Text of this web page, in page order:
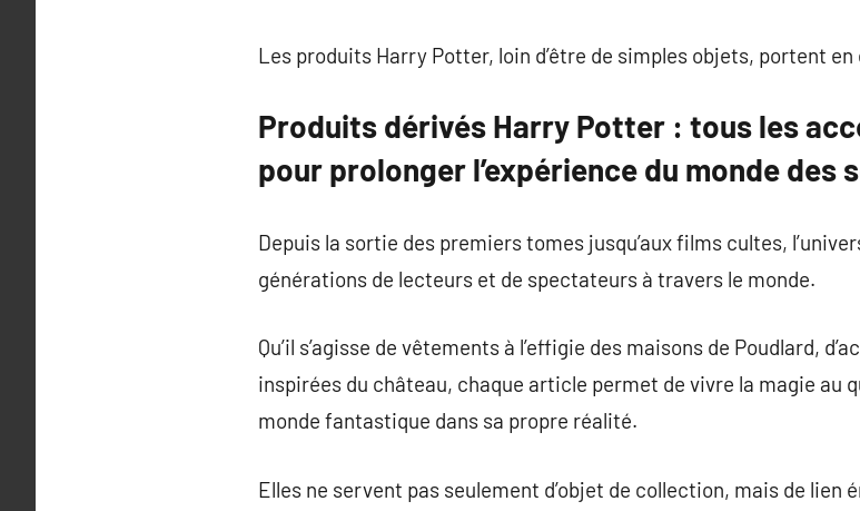
Les produits Harry Potter, loin d’être de simples objets, portent
Produits dérivés Harry Potter : tous les
pour prolonger l’expérience du monde des
Depuis la sortie des premiers tomes jusqu’aux films cultes,
générations de lecteurs et de spectateurs à travers le monde.
Qu’il s’agisse de vêtements à l’effigie des maisons de Poudlard,
inspirées du château, chaque article permet de vivre la magie au
monde fantastique dans sa propre réalité.
Elles ne servent pas seulement d’objet de collection, mais de lien